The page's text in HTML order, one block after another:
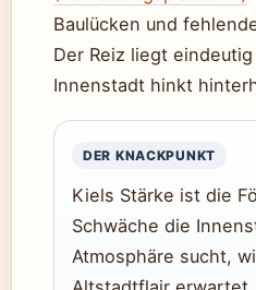
Baulücken und
Der Reiz liegt eindeutig
Innenstadt hinkt
DER KNACKPUNKT
Kiels Stärke ist die
Schwäche die
Atmosphäre sucht,